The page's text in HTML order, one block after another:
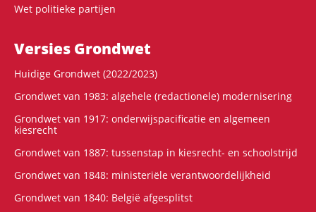
Wet politieke partijen
Versies Grondwet
Huidige Grondwet (2022/2023)
Grondwet van 1983: algehele (redactionele) modernisering
Grondwet van 1917: onderwijspacificatie en algemeen
kiesrecht
Grondwet van 1887: tussenstap in kiesrecht- en schoolstrijd
Grondwet van 1848: ministeriële verantwoordelijkheid
Grondwet van 1840: België afgesplitst